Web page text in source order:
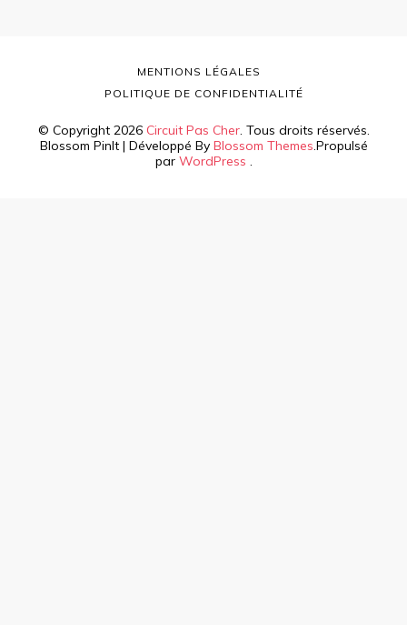
© Copyright 2026 Circuit Pas Cher. Tous droits réservés.
Blossom PinIt | Développé By Blossom Themes.Propulsé
par WordPress .
MENTIONS LÉGALES
POLITIQUE DE CONFIDENTIALITÉ